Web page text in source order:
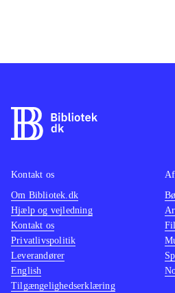
Kontakt os
Om Bibliotek.dk
Hjælp og vejledning
Kontakt os
Privatlivspolitik
Leverandører
English
Tilgængelighedserklæring